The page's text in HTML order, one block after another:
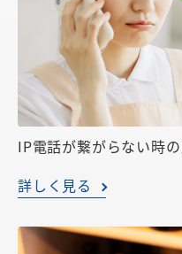
IP電話が繋がらない時
詳しく見る